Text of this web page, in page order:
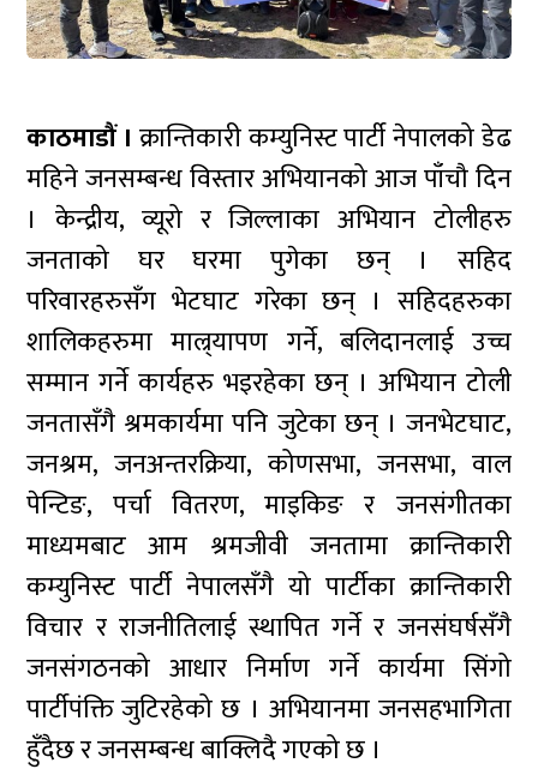
काठमाडौं । क्रान्तिकारी कम्युनिस्ट पार्टी नेपालको डेढ
महिने जनसम्बन्ध विस्तार अभियानको आज पाँचौ दिन
। केन्द्रीय, व्यूरो र जिल्लाका अभियान टोलीहरु
जनताको घर घरमा पुगेका छन् । सहिद
परिवारहरुसँग भेटघाट गरेका छन् । सहिदहरुका
शालिकहरुमा माल्र्यापण गर्ने, बलिदानलाई उच्च
सम्मान गर्ने कार्यहरु भइरहेका छन् । अभियान टोली
जनतासँगै श्रमकार्यमा पनि जुटेका छन् । जनभेटघाट,
जनश्रम, जनअन्तरक्रिया, कोणसभा, जनसभा, वाल
पेन्टिङ, पर्चा वितरण, माइकिङ र जनसंगीतका
माध्यमबाट आम श्रमजीवी जनतामा क्रान्तिकारी
कम्युनिस्ट पार्टी नेपालसँगै यो पार्टीका क्रान्तिकारी
विचार र राजनीतिलाई स्थापित गर्ने र जनसंघर्षसँगै
जनसंगठनको आधार निर्माण गर्ने कार्यमा सिंगो
पार्टीपंक्ति जुटिरहेको छ । अभियानमा जनसहभागिता
हुँदैछ र जनसम्बन्ध बाक्लिदै गएको छ ।